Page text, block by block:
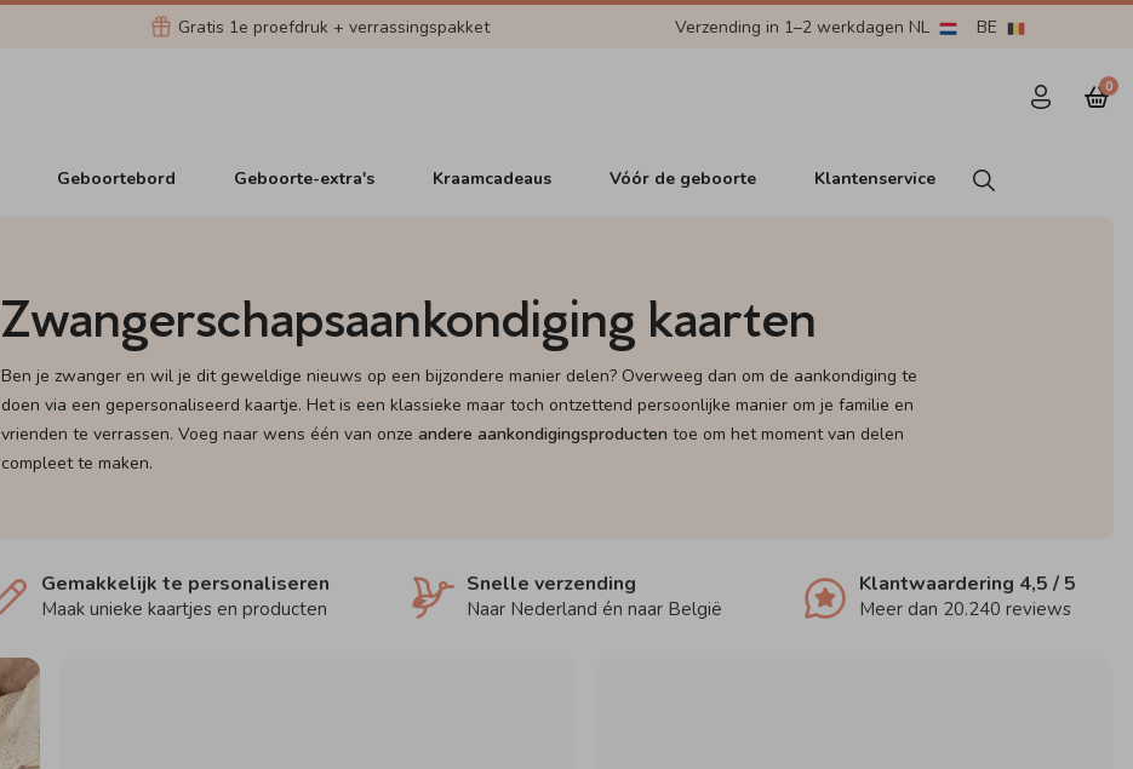
Gratis 1e proefdruk + verrassingspakket Verzending in 1–2 werkdagen NL BE
0
Geboortebord Geboorte-extra's Kraamcadeaus Vóór de geboorte Klantenservice
Zwangerschapsaankondiging kaarten
Ben je zwanger en wil je dit geweldige nieuws op een bijzondere manier delen? Overweeg dan om de aankondiging te
doen via een gepersonaliseerd kaartje. Het is een klassieke maar toch ontzettend persoonlijke manier om je familie en
vrienden te verrassen. Voeg naar wens één van onzeandere aankondigingsproducten toe om het moment van delen
compleet te maken.
Gemakkelijk te personaliseren
Maak unieke kaartjes en producten
Snelle verzending
Naar Nederland én naar België
Klantwaardering 4,5 / 5
Meer dan 20.240 reviews